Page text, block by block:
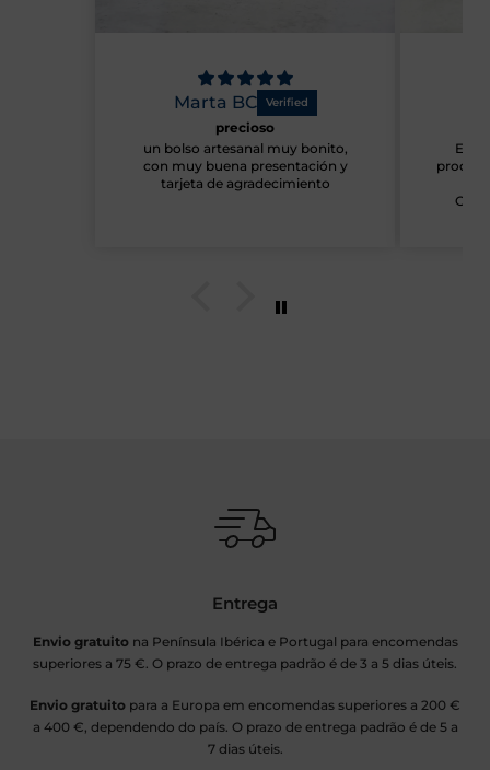
Marta BC
precioso
un bolso artesanal muy bonito,
con muy buena presentación y
tarjeta de agradecimiento
Entrega
Envio gratuitona Península Ibérica e Portugal para encomendas
superiores a 75 €. O prazo de entrega padrão é de 3 a 5 dias úteis.
Envio gratuito para a Europa em encomendas superiores a 200 €
a 400 €, dependendo do país. O prazo de entrega padrão é de 5 a
7 dias úteis.